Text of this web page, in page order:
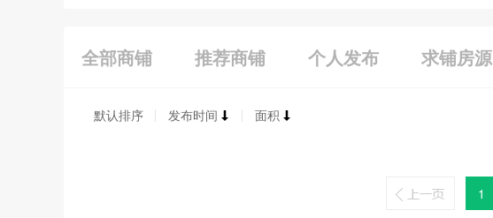
全部商铺 推荐商铺 个人发布 求铺房源
默认排序 发布时间 面积
1